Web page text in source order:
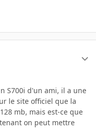
S700i d'un ami, il a une
le site officiel que la
mb, mais est-ce que
on peut mettre